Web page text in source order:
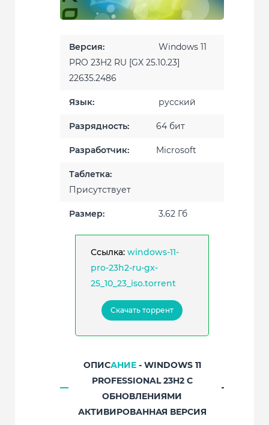
Версия:
Windows 11
PRO 23H2 RU [GX 25.10.23]
22635.2486
Язык: русский
Разрядность: 64 бит
Разработчик: Microsoft
Таблетка:
Присутствует
Размер: 3.62 Гб
Ссылка: windows-11-
pro-23h2-ru-gx-
25_10_23_iso.torrent
Скачать торрент
ОПИСАНИЕ- WINDOWS 11
PROFESSIONAL 23H2 С
ОБНОВЛЕНИЯМИ
АКТИВИРОВАННАЯ ВЕРСИЯ